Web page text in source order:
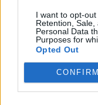
I want to opt-out
Retention,
Personal Data
Purposes for
Opted Out
CONFIRM
LIITTYVÄT ARTIKKELIT